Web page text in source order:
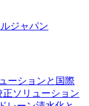
ジャパン
ーションと国際
正ソリューション